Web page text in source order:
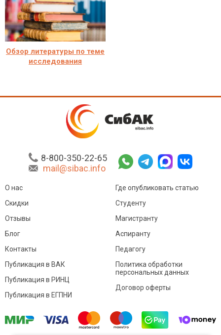
Обзор литературы по теме
исследования
8-800-350-22-65
mail@sibac.info
О нас
Скидки
Отзывы
Блог
Контакты
Где опубликовать статью
Студенту
Магистранту
Аспиранту
Педагогу
Публикация в ВАК
Публикация в РИНЦ
Публикация в ЕГПНИ
Политика обработки
персональных данных
Договор оферты